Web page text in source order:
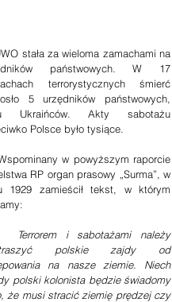
stała za wieloma zamachami na
państwowych. W 17
terrorystycznych śmierć
5 urzędników państwowych,
Ukraińców. Akty sabotażu
Polsce było tysiące.
w powyższym raporcie
RP organ prasowy „Surma”, w
1929 zamieścił tekst, w którym
Terrorem i sabotażami należy
polskie zajdy od
na nasze ziemie. Niech
polski kolonista będzie świadomy
że musi stracić ziemię prędzej czy